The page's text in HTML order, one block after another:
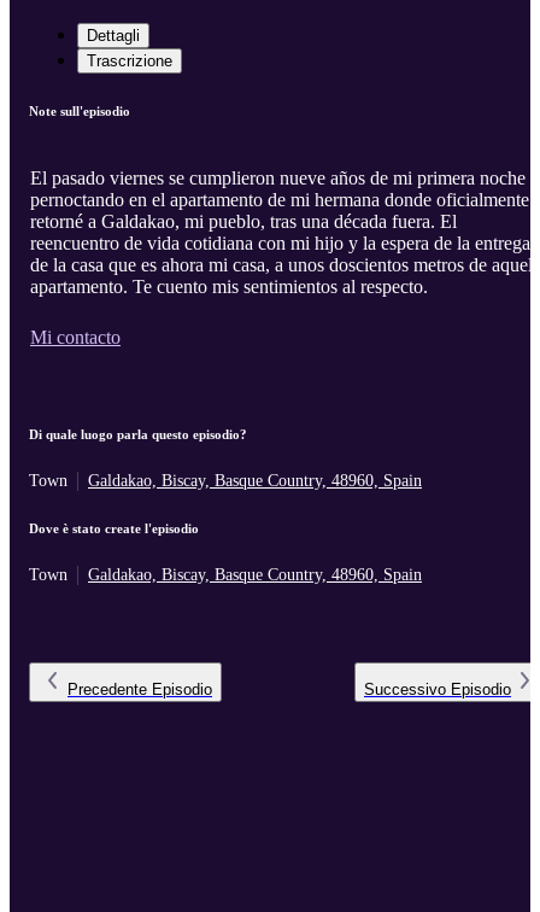
Dettagli
Trascrizione
Note sull'episodio
El pasado viernes se cumplieron nueve años de mi primera noche
pernoctando en el apartamento de mi hermana donde oficialmente
retorné a Galdakao, mi pueblo, tras una década fuera. El
reencuentro de vida cotidiana con mi hijo y la espera de la entrega
de la casa que es ahora mi casa, a unos doscientos metros de aquel
apartamento. Te cuento mis sentimientos al respecto.
Mi contacto
Di quale luogo parla questo episodio?
Town Galdakao, Biscay, Basque Country, 48960, Spain
Dove è stato create l'episodio
Town Galdakao, Biscay, Basque Country, 48960, Spain
Precedente Episodio Successivo Episodio